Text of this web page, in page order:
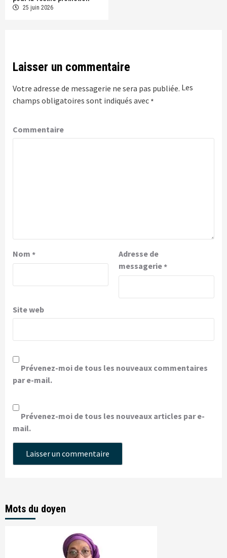
25 juin 2026
Laisser un commentaire
Votre adresse de messagerie ne sera pas publiée. Les
champs obligatoires sont indiqués avec *
Commentaire
Nom *
Adresse de
messagerie*
Site web
Prévenez-moi de tous les nouveaux commentaires
par e-mail.
Prévenez-moi de tous les nouveaux articles par e-
mail.
Mots du doyen